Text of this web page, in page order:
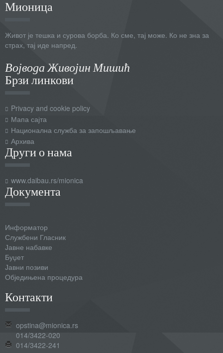
Мионица
Живот је тешка и сурова борба. Ко сме, тај може. Ко не зна за
страх, тај иде напред.
Војвода Живојин Мишић
Брзи линкови
Privacy and cookie policy
Мапа сајта
Национална служба за запошљавање
Архива
Други о нама
www.daibau.rs/mionica
Документа
Информатор
Службени Гласник
Јавне набавке
Буџет
Јавни позиви
Обједињена процедура
Контакти
opstina@mionica.rs
014/3422-020
014/3422-241